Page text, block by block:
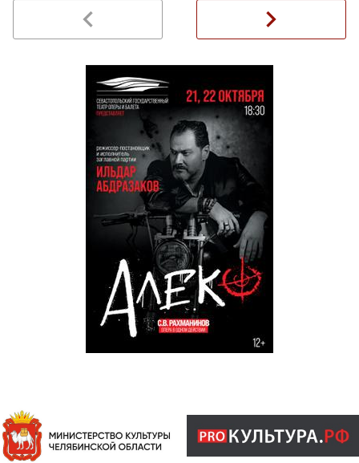
navigate_before navigate_next